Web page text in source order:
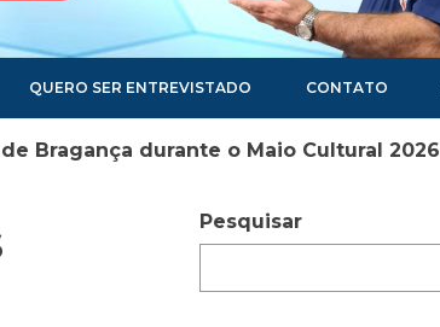
QUERO SER ENTREVISTADO CONTATO
Bragança durante o Maio Cultural 2026
Pesquisar